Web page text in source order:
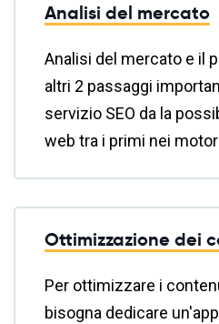
Analisi del mercato
Analisi del mercato e il
altri 2 passaggi
servizio SEO da la
web tra i primi nei
Ottimizzazione dei
Per ottimizzare i
bisogna dedicare